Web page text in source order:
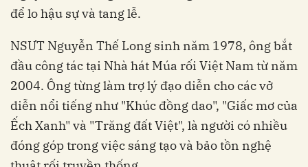
để lo hậu sự và tang lễ.
NSƯT Nguyễn Thế Long sinh năm 1978, ông bắt
đầu công tác tại Nhà hát Múa rối Việt Nam từ năm
2004. Ông từng làm trợ lý đạo diễn cho các vở
diễn nổi tiếng như "Khúc đồng dao", "Giấc mơ của
Ếch Xanh" và "Trăng đất Việt", là người có nhiều
đóng góp trong việc sáng tạo và bảo tồn nghệ